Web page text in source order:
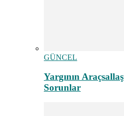
GÜNCEL
Yargının
Sorunlar